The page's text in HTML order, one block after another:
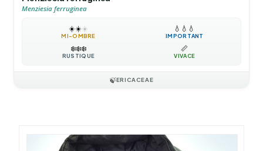
Menziesia ferruginea
☀️☀️☀️
MI-OMBRE
💧 💧 💧
IMPORTANT
❄️❄️❄️
RUSTIQUE
📏
VIVACE
🍃ERICACEAE